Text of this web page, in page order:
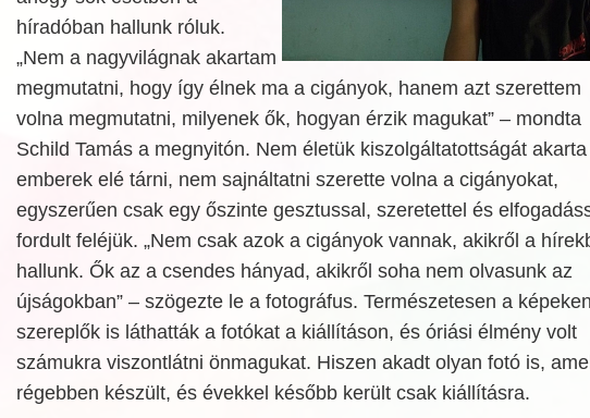
híradóban hallunk róluk.
„Nem a nagyvilágnak akartam
megmutatni, hogy így élnek ma a cigányok, hanem azt szerettem
volna megmutatni, milyenek ők, hogyan érzik magukat” – mondta
Schild Tamás a megnyitón. Nem életük kiszolgáltatottságát
emberek elé tárni, nem sajnáltatni szerette volna a cigányokat,
egyszerűen csak egy őszinte gesztussal, szeretettel és
fordult feléjük. „Nem csak azok a cigányok vannak, akikről a
hallunk. Ők az a csendes hányad, akikről soha nem olvasunk az
újságokban” – szögezte le a fotográfus. Természetesen a képeken
szereplők is láthatták a fotókat a kiállításon, és óriási élmény volt
számukra viszontlátni önmagukat. Hiszen akadt olyan fotó is,
régebben készült, és évekkel később került csak kiállításra.